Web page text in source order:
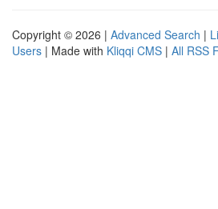
Copyright © 2026 | Advanced Search |
Users | Made with Kliqqi CMS | All RSS